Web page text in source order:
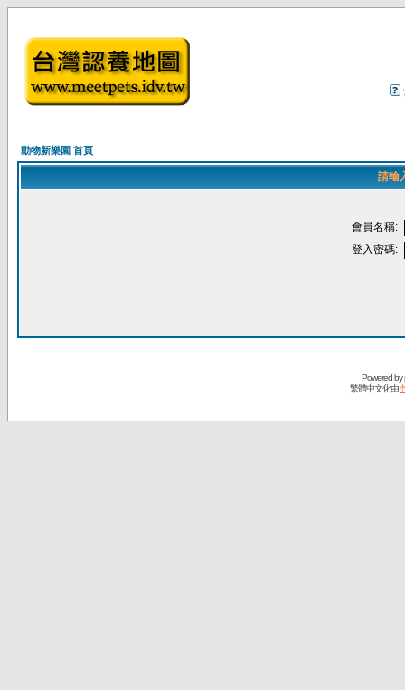
動物新樂園 首頁
請輸
會員名稱:
登入密碼:
Powered by
繁體中文化由